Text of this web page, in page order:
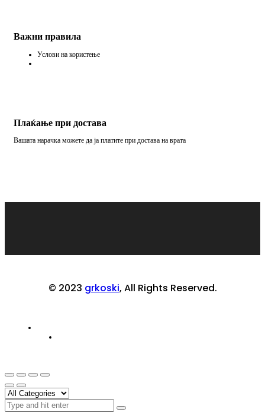
Важни правила
Услови на користење
Плаќање при достава
Вашата нарачка можете да ја платите при достава на врата
© 2023 grkoski, All Rights Reserved.